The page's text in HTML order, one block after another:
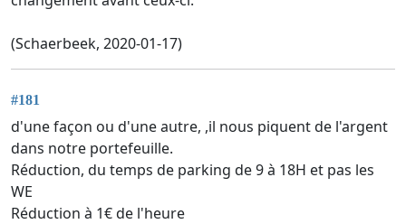
(Schaerbeek, 2020-01-17)
#181
d'une façon ou d'une autre, ,il nous piquent de l'argent
dans notre portefeuille.
Réduction, du temps de parking de 9 à 18H et pas les
WE
Réduction à 1€ de l'heure